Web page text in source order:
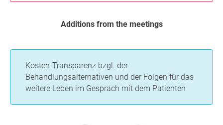
Additions from the meetings
Kosten-Transparenz bzgl. der
Behandlungsalternativen und der Folgen für das
weitere Leben im Gespräch mit dem Patienten